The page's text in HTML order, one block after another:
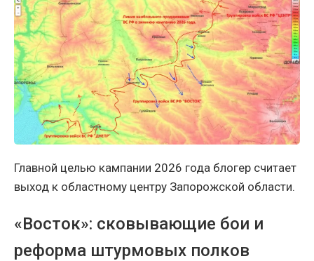
Главной целью кампании 2026 года блогер считает
выход к областному центру Запорожской области.
«Восток»: сковывающие бои и
реформа штурмовых полков